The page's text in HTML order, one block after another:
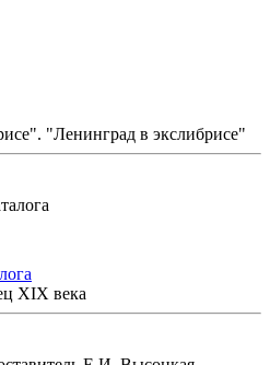
"Ленинград в экслибрисе"
XIX века